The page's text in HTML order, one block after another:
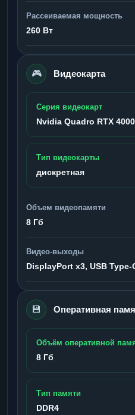
Рассеиваемая мощность
260 Вт
🎮 Видеокарта
Серия видеокарт
Nvidia Quadro RTX 4000
Тип видеокарты
дискретная
Объем видеопамяти
8 Гб
Видео-выходы
DisplayPort x3, USB Type-
💾 Оперативная
Объём оперативной
8 Гб
Тип памяти
DDR4